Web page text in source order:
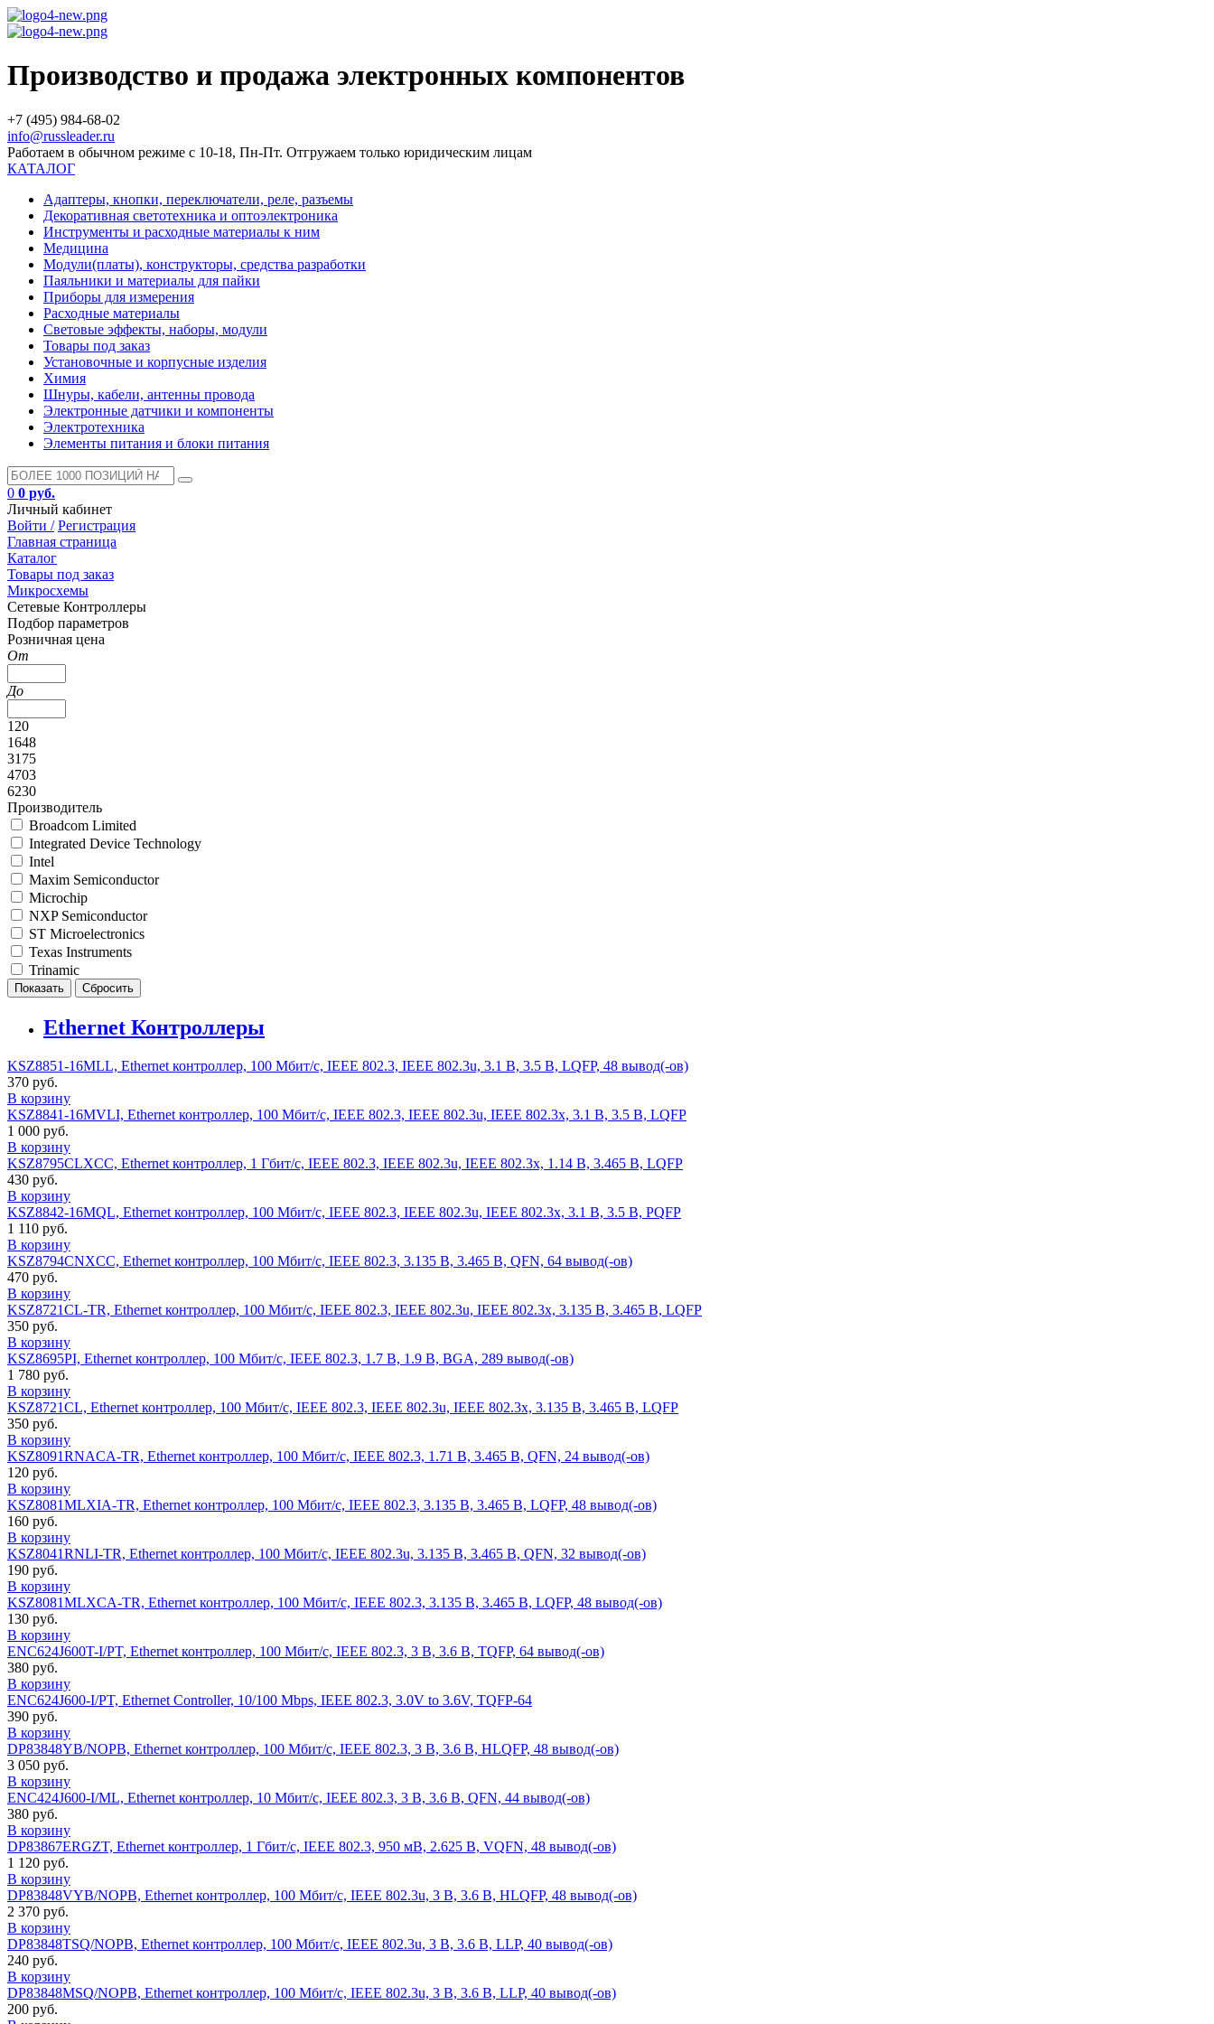
Производство и продажа электронных компонентов
+7 (495) 984-68-02
info@russleader.ru
Работаем в обычном режиме с 10-18, Пн-Пт. Отгружаем только юридическим лицам
КАТАЛОГ
Адаптеры, кнопки, переключатели, реле, разъемы
Декоративная светотехника и оптоэлектроника
Инструменты и расходные материалы к ним
Медицина
Модули(платы), конструкторы, средства разработки
Паяльники и материалы для пайки
Приборы для измерения
Расходные материалы
Световые эффекты, наборы, модули
Товары под заказ
Установочные и корпусные изделия
Химия
Шнуры, кабели, антенны провода
Электронные датчики и компоненты
Электротехника
Элементы питания и блоки питания
0 0 руб.
Личный кабинет
Войти / Регистрация
Главная страница
Каталог
Товары под заказ
Микросхемы
Сетевые Контроллеры
Подбор параметров
Розничная цена
От
До
120
1648
3175
4703
6230
Производитель
Broadcom Limited
Integrated Device Technology
Intel
Maxim Semiconductor
Microchip
NXP Semiconductor
ST Microelectronics
Texas Instruments
Trinamic
Ethernet Контроллеры
KSZ8851-16MLL, Ethernet контроллер, 100 Мбит/с, IEEE 802.3, IEEE 802.3u, 3.1 В, 3.5 В, LQFP, 48 вывод(-ов)
370 руб.
В корзину
KSZ8841-16MVLI, Ethernet контроллер, 100 Мбит/с, IEEE 802.3, IEEE 802.3u, IEEE 802.3x, 3.1 В, 3.5 В, LQFP
1 000 руб.
В корзину
KSZ8795CLXCC, Ethernet контроллер, 1 Гбит/с, IEEE 802.3, IEEE 802.3u, IEEE 802.3x, 1.14 В, 3.465 В, LQFP
430 руб.
В корзину
KSZ8842-16MQL, Ethernet контроллер, 100 Мбит/с, IEEE 802.3, IEEE 802.3u, IEEE 802.3x, 3.1 В, 3.5 В, PQFP
1 110 руб.
В корзину
KSZ8794CNXCC, Ethernet контроллер, 100 Мбит/с, IEEE 802.3, 3.135 В, 3.465 В, QFN, 64 вывод(-ов)
470 руб.
В корзину
KSZ8721CL-TR, Ethernet контроллер, 100 Мбит/с, IEEE 802.3, IEEE 802.3u, IEEE 802.3x, 3.135 В, 3.465 В, LQFP
350 руб.
В корзину
KSZ8695PI, Ethernet контроллер, 100 Мбит/с, IEEE 802.3, 1.7 В, 1.9 В, BGA, 289 вывод(-ов)
1 780 руб.
В корзину
KSZ8721CL, Ethernet контроллер, 100 Мбит/с, IEEE 802.3, IEEE 802.3u, IEEE 802.3x, 3.135 В, 3.465 В, LQFP
350 руб.
В корзину
KSZ8091RNACA-TR, Ethernet контроллер, 100 Мбит/с, IEEE 802.3, 1.71 В, 3.465 В, QFN, 24 вывод(-ов)
120 руб.
В корзину
KSZ8081MLXIA-TR, Ethernet контроллер, 100 Мбит/с, IEEE 802.3, 3.135 В, 3.465 В, LQFP, 48 вывод(-ов)
160 руб.
В корзину
KSZ8041RNLI-TR, Ethernet контроллер, 100 Мбит/с, IEEE 802.3u, 3.135 В, 3.465 В, QFN, 32 вывод(-ов)
190 руб.
В корзину
KSZ8081MLXCA-TR, Ethernet контроллер, 100 Мбит/с, IEEE 802.3, 3.135 В, 3.465 В, LQFP, 48 вывод(-ов)
130 руб.
В корзину
ENC624J600T-I/PT, Ethernet контроллер, 100 Мбит/с, IEEE 802.3, 3 В, 3.6 В, TQFP, 64 вывод(-ов)
380 руб.
В корзину
ENC624J600-I/PT, Ethernet Controller, 10/100 Mbps, IEEE 802.3, 3.0V to 3.6V, TQFP-64
390 руб.
В корзину
DP83848YB/NOPB, Ethernet контроллер, 100 Мбит/с, IEEE 802.3, 3 В, 3.6 В, HLQFP, 48 вывод(-ов)
3 050 руб.
В корзину
ENC424J600-I/ML, Ethernet контроллер, 10 Мбит/с, IEEE 802.3, 3 В, 3.6 В, QFN, 44 вывод(-ов)
380 руб.
В корзину
DP83867ERGZT, Ethernet контроллер, 1 Гбит/с, IEEE 802.3, 950 мВ, 2.625 В, VQFN, 48 вывод(-ов)
1 120 руб.
В корзину
DP83848VYB/NOPB, Ethernet контроллер, 100 Мбит/с, IEEE 802.3u, 3 В, 3.6 В, HLQFP, 48 вывод(-ов)
2 370 руб.
В корзину
DP83848TSQ/NOPB, Ethernet контроллер, 100 Мбит/с, IEEE 802.3u, 3 В, 3.6 В, LLP, 40 вывод(-ов)
240 руб.
В корзину
DP83848MSQ/NOPB, Ethernet контроллер, 100 Мбит/с, IEEE 802.3u, 3 В, 3.6 В, LLP, 40 вывод(-ов)
200 руб.